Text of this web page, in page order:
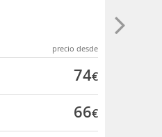
precio desde
74€
66€